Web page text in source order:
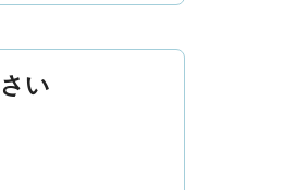
い